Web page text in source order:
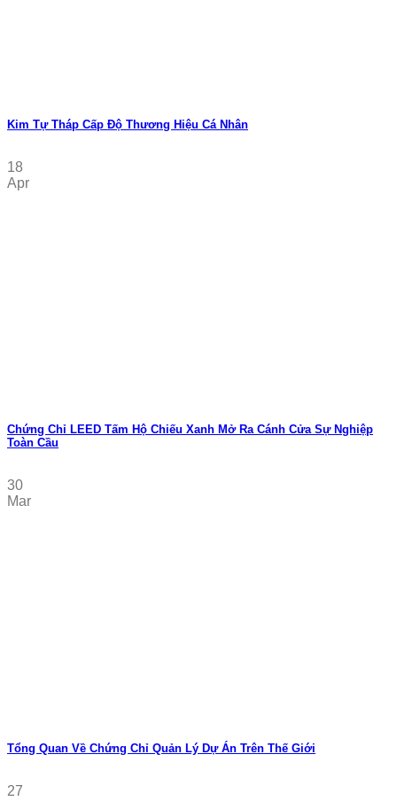
Kim Tự Tháp Cấp Độ Thương Hiệu Cá Nhân
18
Apr
Chứng Chỉ LEED Tấm Hộ Chiếu Xanh Mở Ra Cánh Cửa Sự Nghiệp
Toàn Cầu
30
Mar
Tổng Quan Về Chứng Chỉ Quản Lý Dự Án Trên Thế Giới
27